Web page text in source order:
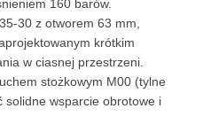
160 barów.
30 z otworem 63 mm,
krótkim
w ciasnej przestrzeni.
stożkowym M00 (tylne
solidne wsparcie obrotowe i